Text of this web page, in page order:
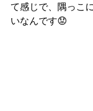
て感じで、隅っこ
いなんです😟